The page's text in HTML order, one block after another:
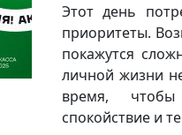
Этот день
приоритеты.
покажутся
личной жизни
время,
спокойствие и